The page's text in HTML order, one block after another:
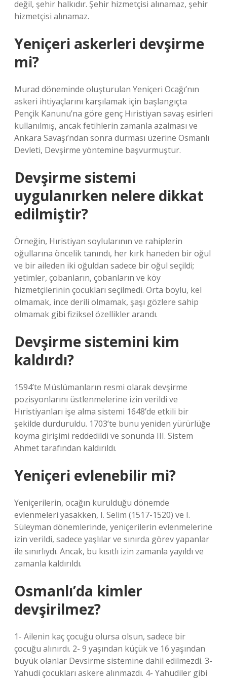
değil, şehir halkıdır. Şehir hizmetçisi alınamaz, şehir
hizmetçisi alınamaz.
Yeniçeri askerleri devşirme
mi?
Murad döneminde oluşturulan Yeniçeri Ocağı’nın
askeri ihtiyaçlarını karşılamak için başlangıçta
Pençik Kanunu’na göre genç Hıristiyan savaş esirleri
kullanılmış, ancak fetihlerin zamanla azalması ve
Ankara Savaşı’ndan sonra durması üzerine Osmanlı
Devleti, Devşirme yöntemine başvurmuştur.
Devşirme sistemi
uygulanırken nelere dikkat
edilmiştir?
Örneğin, Hıristiyan soylularının ve rahiplerin
oğullarına öncelik tanındı, her kırk haneden bir oğul
ve bir aileden iki oğuldan sadece bir oğul seçildi;
yetimler, çobanların, çobanların ve köy
hizmetçilerinin çocukları seçilmedi. Orta boylu, kel
olmamak, ince derili olmamak, şaşı gözlere sahip
olmamak gibi fiziksel özellikler arandı.
Devşirme sistemini kim
kaldırdı?
1594’te Müslümanların resmi olarak devşirme
pozisyonlarını üstlenmelerine izin verildi ve
Hıristiyanları işe alma sistemi 1648’de etkili bir
şekilde durduruldu. 1703’te bunu yeniden yürürlüğe
koyma girişimi reddedildi ve sonunda III. Sistem
Ahmet tarafından kaldırıldı.
Yeniçeri evlenebilir mi?
Yeniçerilerin, ocağın kurulduğu dönemde
evlenmeleri yasakken, I. Selim (1517-1520) ve I.
Süleyman dönemlerinde, yeniçerilerin evlenmelerine
izin verildi, sadece yaşlılar ve sınırda görev yapanlar
ile sınırlıydı. Ancak, bu kısıtlı izin zamanla yayıldı ve
zamanla kaldırıldı.
Osmanlı’da kimler
devşirilmez?
1- Ailenin kaç çocuğu olursa olsun, sadece bir
çocuğu alınırdı. 2- 9 yaşından küçük ve 16 yaşından
büyük olanlar Devsirme sistemine dahil edilmezdi. 3-
Yahudi çocukları askere alınmazdı. 4- Yahudiler gibi